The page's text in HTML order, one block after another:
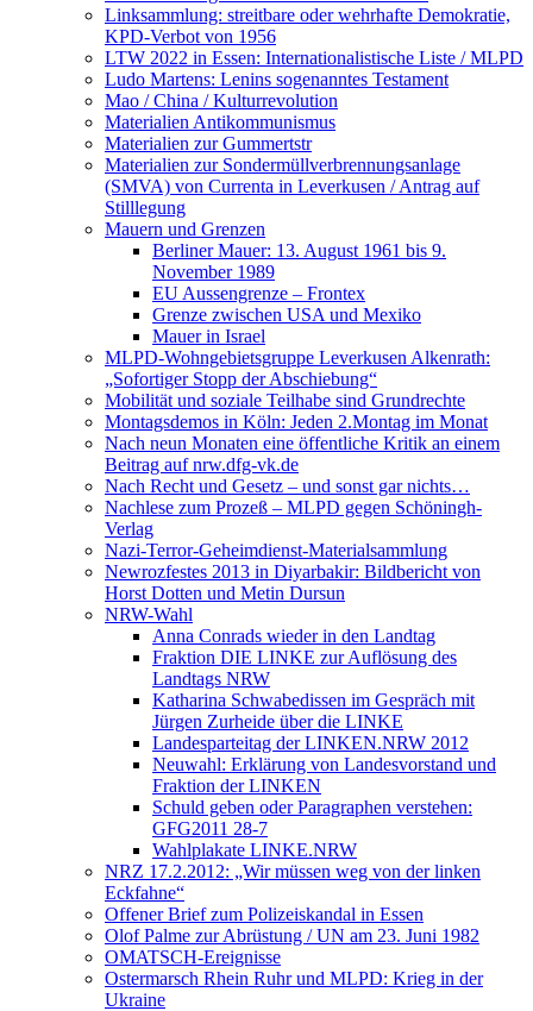
Linksammlung: streitbare oder wehrhafte Demokratie,
KPD-Verbot von 1956
LTW 2022 in Essen: Internationalistische Liste / MLPD
Ludo Martens: Lenins sogenanntes Testament
Mao / China / Kulturrevolution
Materialien Antikommunismus
Materialien zur Gummertstr
Materialien zur Sondermüllverbrennungsanlage
(SMVA) von Currenta in Leverkusen / Antrag auf
Stilllegung
Mauern und Grenzen
Berliner Mauer: 13. August 1961 bis 9.
November 1989
EU Aussengrenze – Frontex
Grenze zwischen USA und Mexiko
Mauer in Israel
MLPD-Wohngebietsgruppe Leverkusen Alkenrath:
„Sofortiger Stopp der Abschiebung“
Mobilität und soziale Teilhabe sind Grundrechte
Montagsdemos in Köln: Jeden 2.Montag im Monat
Nach neun Monaten eine öffentliche Kritik an einem
Beitrag auf nrw.dfg-vk.de
Nach Recht und Gesetz – und sonst gar nichts…
Nachlese zum Prozeß – MLPD gegen Schöningh-
Verlag
Nazi-Terror-Geheimdienst-Materialsammlung
Newrozfestes 2013 in Diyarbakir: Bildbericht von
Horst Dotten und Metin Dursun
NRW-Wahl
Anna Conrads wieder in den Landtag
Fraktion DIE LINKE zur Auflösung des
Landtags NRW
Katharina Schwabedissen im Gespräch mit
Jürgen Zurheide über die LINKE
Landesparteitag der LINKEN.NRW 2012
Neuwahl: Erklärung von Landesvorstand und
Fraktion der LINKEN
Schuld geben oder Paragraphen verstehen:
GFG2011 28-7
Wahlplakate LINKE.NRW
NRZ 17.2.2012: „Wir müssen weg von der linken
Eckfahne“
Offener Brief zum Polizeiskandal in Essen
Olof Palme zur Abrüstung / UN am 23. Juni 1982
OMATSCH-Ereignisse
Ostermarsch Rhein Ruhr und MLPD: Krieg in der
Ukraine